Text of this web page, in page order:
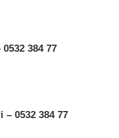
384 77
0532 384 77